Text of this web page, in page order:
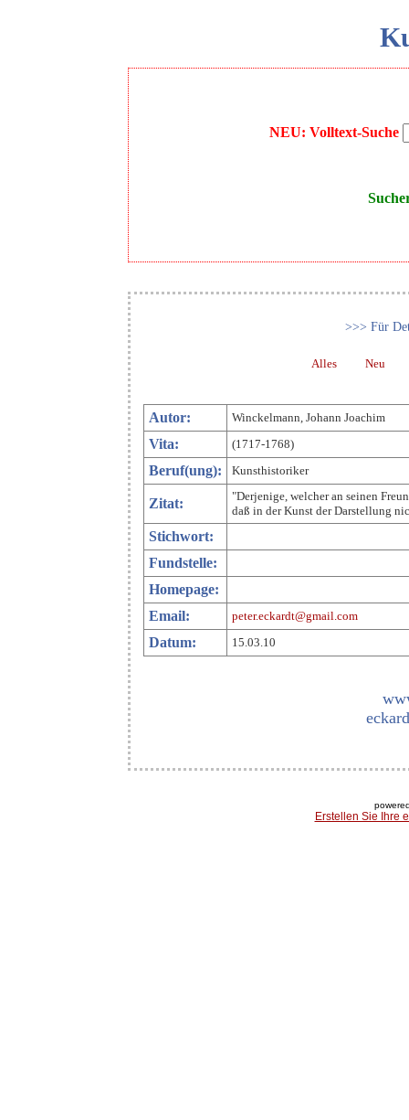
NEU: Volltext-Suche
>>> Für
Alles Neu
Autor: Winckelmann, Johann Joachim
Vita: (1717-1768)
Beruf(ung): Kunsthistoriker
Zitat:
"Derjenige, welcher an seinen
daß in der Kunst der Darstellung
Stichwort:
Fundstelle:
Homepage:
Email:
peter.eckardt@gmail.com
Datum: 15.03.10
Erstellen Sie Ihre